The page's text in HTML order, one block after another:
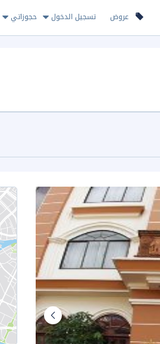
عروض تسجيل الدخول حجوزاتي